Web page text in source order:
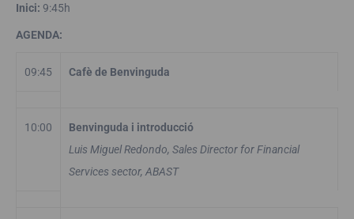
Inici: 9:45h
AGENDA:
09:45 Cafè de Benvinguda
10:00
Benvinguda i introducció
Luis Miguel Redondo, Sales Director for Financial
Services sector, ABAST